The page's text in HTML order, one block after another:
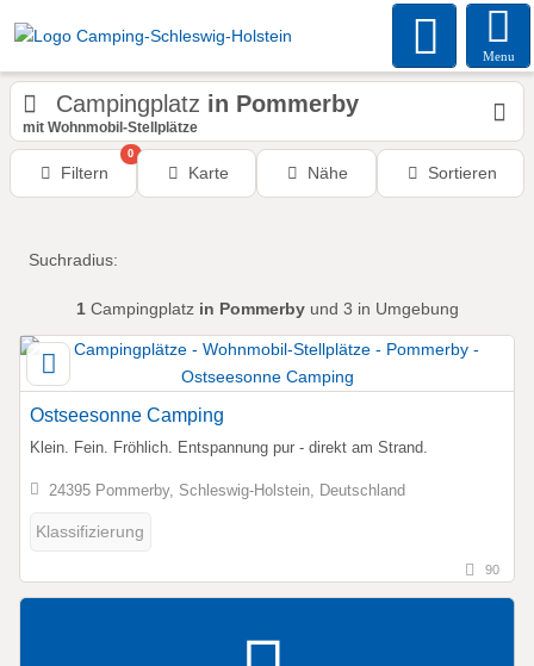
Menu
Campingplatz in Pommerby
mit Wohnmobil-Stellplätze
Filtern
0
Karte Nähe Sortieren
Suchradius:
1Campingplatz in Pommerbyund 3 in Umgebung
Ostseesonne Camping
Klein. Fein. Fröhlich. Entspannung pur - direkt am Strand.
24395 Pommerby, Schleswig-Holstein, Deutschland
Klassifizierung
90